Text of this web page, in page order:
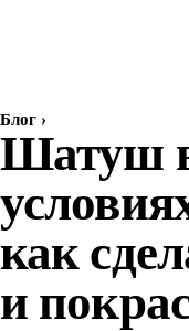
Блог ›
Шатуш
как
и